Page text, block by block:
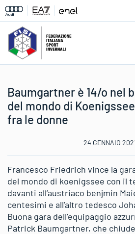
Baumgartner è 14/o nel
del mondo di
fra le donne
24 GENNAIO
Francesco Friedrich vince la
del mondo di koenigssee con il
davanti all’austriaco benjmin
centesimi e all’altro tedesco
Buona gara dell’equipaggio
Patrick Baumgartner, che